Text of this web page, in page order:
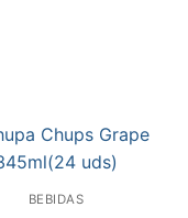
BEBIDAS